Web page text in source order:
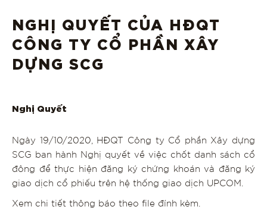
NGHỊ QUYẾT CỦA HĐQT
CÔNG TY CỔ PHẦN XÂY
DỰNG SCG
Nghị Quyết
Ngày 19/10/2020, HĐQT Công ty Cổ phần Xây dựng
SCG ban hành Nghị quyết về việc chốt danh sách cổ
đông để thực hiện đăng ký chứng khoán và đăng ký
giao dịch cổ phiếu trên hệ thống giao dịch UPCOM.
Xem chi tiết thông báo theo file đính kèm.